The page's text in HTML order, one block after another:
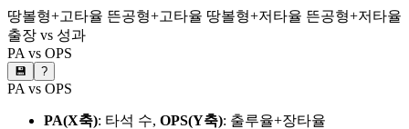
땅볼형+고타율 뜬공형+고타율 땅볼형+저타율 뜬공형+저타율
출장 vs 성과
PA vs OPS
💾 ?
PA vs OPS
PA(X축): 타석 수, OPS(Y축): 출루율+장타율